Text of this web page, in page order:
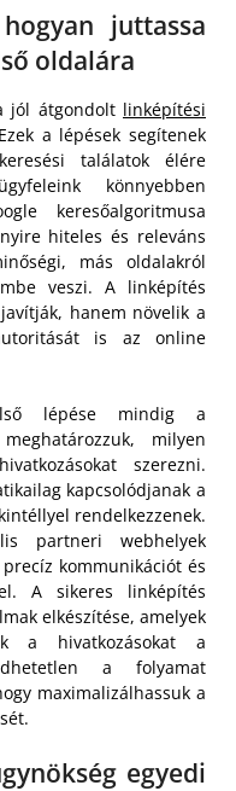
juttassa
oldalára
jól átgondolt linképítési
a lépések segítenek
találatok élére
könnyebben
keresőalgoritmusa
hiteles és releváns
más oldalakról
veszi. A linképítés
hanem növelik a
is az online
lépése mindig a
milyen
szerezni.
kapcsolódjanak a
rendelkezzenek.
partneri webhelyek
kommunikációt és
A sikeres linképítés
elkészítése, amelyek
a hivatkozásokat a
a folyamat
maximalizálhassuk a
egyedi